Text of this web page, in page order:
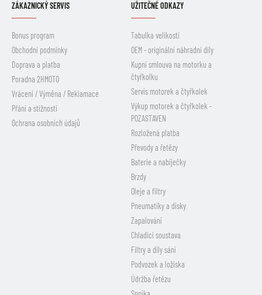
ZÁKAZNICKÝ SERVIS
Bonus program
Obchodní podmínky
Doprava a platba
Poradna 2HMOTO
Vrácení / Výměna / Reklamace
Přání a stížnosti
Ochrana osobních údajů
UŽITEČNÉ ODKAZY
Tabulka velikostí
OEM - originální náhradní díly
Kupní smlouva na motorku a
čtyřkolku
Servis motorek a čtyřkolek
Výkup motorek a čtyřkolek -
POZASTAVEN
Rozložená platba
Převody a řetězy
Baterie a nabíječky
Brzdy
Oleje a filtry
Pneumatiky a disky
Zapalování
Chladicí soustava
Filtry a díly sání
Podvozek a ložiska
Údržba řetězu